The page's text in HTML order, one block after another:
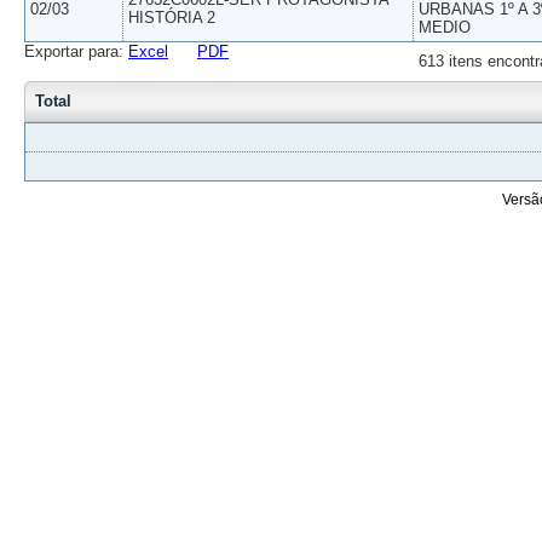
02/03
HISTÓRIA 2
URBANAS 1º A
MEDIO
613 itens
Exportar para: Excel PDF
Total